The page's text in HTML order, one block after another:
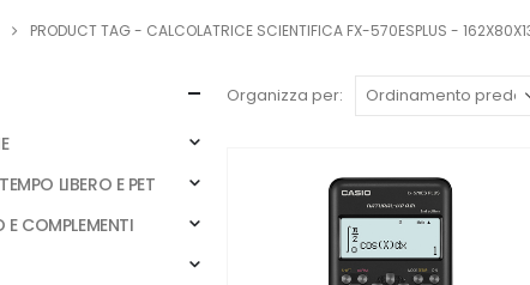
PRODUCT TAG - CALCOLATRICE SCIENTIFICA FX-570ESPLUS -
Organizza per:
LIBERO E PET
E COMPLEMENTI